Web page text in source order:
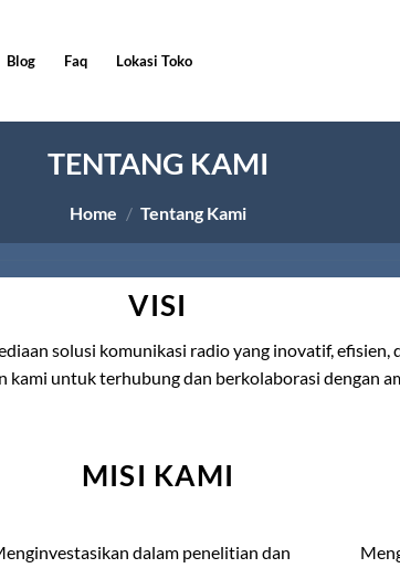
Blog Faq Lokasi Toko
TENTANG KAMI
Home / Tentang Kami
VISI
solusi komunikasi radio yang inovatif, efisien,
kami untuk terhubung dan berkolaborasi dengan
MISI KAMI
dalam penelitian dan